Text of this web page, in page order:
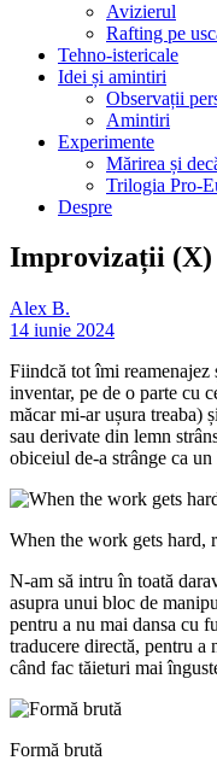
Avizierul
Rafting pe
Tehno-istericale
Idei și amintiri
Observații
Amintiri
Experimente
Mărirea și
Trilogia Pro-
Despre
Improvizații
Alex B.
14 iunie 2024
Fiindcă tot îmi reamenajez
inventar, pe de o parte cu
măcar mi-ar ușura treaba)
sau derivate din lemn
obiceiul de-a strânge ca
When the work gets hard,
N-am să intru în toată
asupra unui bloc de
pentru a nu mai dansa cu
traducere directă, pentru a
când fac tăieturi mai
Formă brută